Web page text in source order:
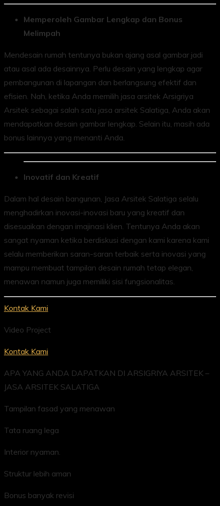
Memperoleh Gambar Lengkap dan Bonus
Melimpah
Mendesain rumah tentunya bukan ajang asal gambar jadi
atau asal ada desainnya. Perlu desain yang lengkap agar
pembangunan di lapangan dan berlangsung efektif dan
efisien. Nah, ketika Anda memilih jasa arsitek Arsigriya
Arsitek sebagai salah satu jasa arsitek Salatiga, Anda akan
mendapatkan desain gambar lengkap. Selain itu, masih ada
bonus lainnya yang menanti Anda.
Inovatif dan Kreatif
Dalam hal desain bangunan, Jasa Arsitek Salatiga selalu
menghadirkan inovasi-inovasi baru yang kreatif dan
disesuaikan dengan imajinasi klien. Tentunya Anda akan
sangat nyaman ketika berdiskusi dengan kami karena kami
selalu memberikan saran-saran terbaik serta inovasi yang
mampu membuat tampilan desain rumah tetap elegan,
menawan namun juga memiliki sisi fungsionalitas.
Kontak Kami
Video Project
Kontak Kami
APA YANG ANDA DAPATKAN DI ARSIGRIYA ARSITEK –
JASA ARSITEK SALATIGA
Tampilan fasad yang menawan
Tata ruang lega
Interior nyaman.
Struktur lebih aman
Bonus banyak revisi